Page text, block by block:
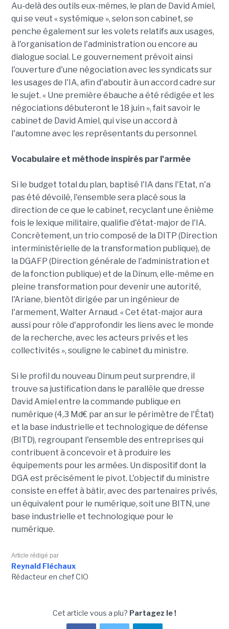
Au-delà des outils eux-mêmes, le plan de David Amiel,
qui se veut « systémique », selon son cabinet, se
penche également sur les volets relatifs aux usages,
à l'organisation de l'administration ou encore au
dialogue social. Le gouvernement prévoit ainsi
l'ouverture d'une négociation avec les syndicats sur
les usages de l'IA, afin d'aboutir à un accord cadre sur
le sujet. « Une première ébauche a été rédigée et les
négociations débuteront le 18 juin », fait savoir le
cabinet de David Amiel, qui vise un accord à
l'automne avec les représentants du personnel.
Vocabulaire et méthode inspirés par l'armée
Si le budget total du plan, baptisé l'IA dans l'Etat, n'a
pas été dévoilé, l'ensemble sera placé sous la
direction de ce que le cabinet, recyclant une énième
fois le lexique militaire, qualifie d'état-major de l'IA.
Concrètement, un trio composé de la DITP (Direction
interministérielle de la transformation publique), de
la DGAFP (Direction générale de l'administration et
de la fonction publique) et de la Dinum, elle-même en
pleine transformation pour devenir une autorité,
l'Ariane, bientôt dirigée par un ingénieur de
l'armement, Walter Arnaud. « Cet état-major aura
aussi pour rôle d'approfondir les liens avec le monde
de la recherche, avec les acteurs privés et les
collectivités », souligne le cabinet du ministre.
Si le profil du nouveau Dinum peut surprendre, il
trouve sa justification dans le parallèle que dresse
David Amiel entre la commande publique en
numérique (4,3 Md€ par an sur le périmètre de l'État)
et la base industrielle et technologique de défense
(BITD), regroupant l'ensemble des entreprises qui
contribuent à concevoir et à produire les
équipements pour les armées. Un dispositif dont la
DGA est précisément le pivot. L'objectif du ministre
consiste en effet à bâtir, avec des partenaires privés,
un équivalent pour le numérique, soit une BITN, une
base industrielle et technologique pour le
numérique.
Article rédigé par
Reynald Fléchaux
Rédacteur en chef CIO
Cet article vous a plu? Partagez le !